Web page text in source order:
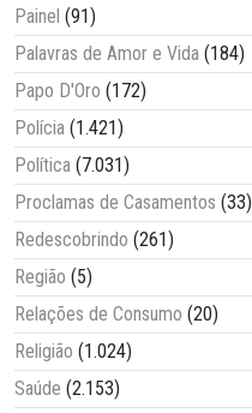
Painel (91)
Palavras de Amor e Vida (184)
Papo D'Oro (172)
Polícia (1.421)
Política (7.031)
Proclamas de Casamentos (33)
Redescobrindo (261)
Região (5)
Relações de Consumo (20)
Religião (1.024)
Saúde (2.153)